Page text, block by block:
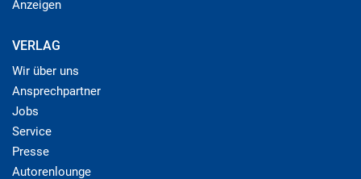
Anzeigen
VERLAG
Wir über uns
Ansprechpartner
Jobs
Service
Presse
Autorenlounge